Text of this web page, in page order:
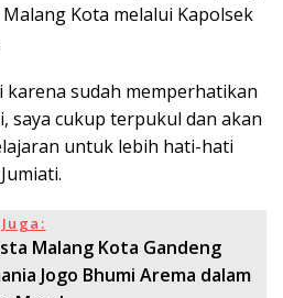
Kota melalui Kapolsek
karena sudah memperhatikan
saya cukup terpukul dan akan
untuk lebih hati-hati
Malang Kota Gandeng
Jogo Bhumi Arema dalam